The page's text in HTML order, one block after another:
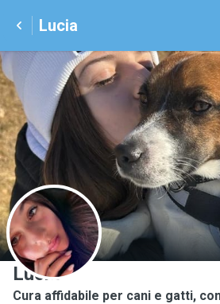
Lucia
L
Lucia
Cura affidabile per cani e gatti,